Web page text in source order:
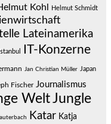
Kohl Helmut Schmidt
Lateinamerika
Istanbul IT-Konzerne
Jan Christian Müller Japan
Fischer Journalismus
WeltJungle
Katar Katja